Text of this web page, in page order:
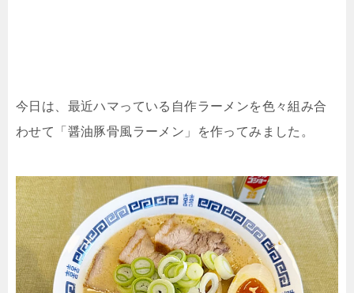
今日は、最近ハマっている自作ラーメンを色々組み合
わせて「醤油豚骨風ラーメン」を作ってみました。